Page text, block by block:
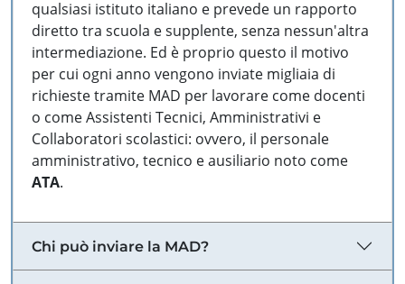
qualsiasi istituto italiano e prevede un rapporto
diretto tra scuola e supplente, senza nessun'altra
intermediazione. Ed è proprio questo il motivo
per cui ogni anno vengono inviate migliaia di
richieste tramite MAD per lavorare come docenti
o come Assistenti Tecnici, Amministrativi e
Collaboratori scolastici: ovvero, il personale
amministrativo, tecnico e ausiliario noto come
ATA.
Chi può inviare la MAD?